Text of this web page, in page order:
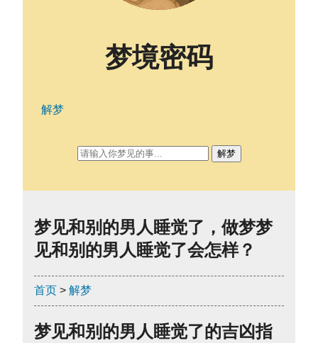
梦见和别的男人睡觉了，做梦梦
见和别的男人睡觉了会怎样？
首页 > 解梦
梦见和别的男人睡觉了的吉凶指
梦境密码
解梦
解梦